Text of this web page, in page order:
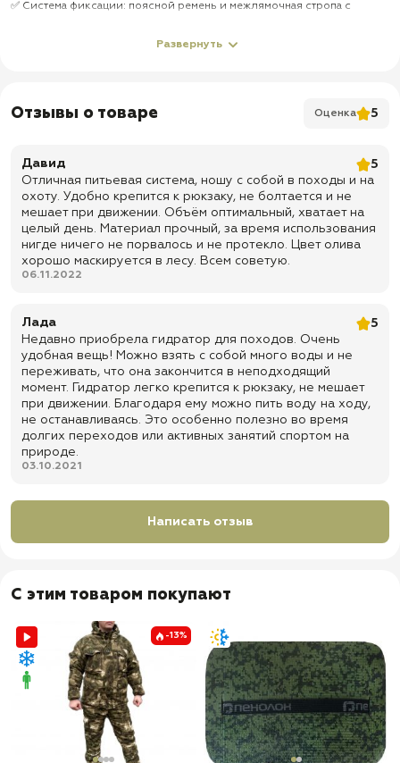
✅ Система фиксации: поясной ремень и межлямочная стропа с
✅ Комплектация гидропака: мундштук, длинная питьевая трубка с
✅ Питьевая трубка: съёмная конструкция упрощает промывание и
уход за питьевой системой
✅ Горловина: широкая — облегчает наполнение гидропака водой и
его очистку
✅ Материал гидропака: химически нейтральный питьевой материал
✅ Чехол-рюкзак: адаптирован для удобного размещения и
переноски гидропака
500D
✅ Доставка по всей России
✅ Быстрая отправка
Развернуть
Отзывы о товаре Оценка 5
Давид
5
Отличная питьевая система, ношу с собой в походы и на
охоту. Удобно крепится к рюкзаку, не болтается и не
мешает при движении. Объём оптимальный, хватает на
целый день. Материал прочный, за время использования
нигде ничего не порвалось и не протекло. Цвет олива
хорошо маскируется в лесу. Всем советую.
06.11.2022
Лада
5
Недавно приобрела гидратор для походов. Очень
удобная вещь! Можно взять с собой много воды и не
переживать, что она закончится в неподходящий
момент. Гидратор легко крепится к рюкзаку, не мешает
при движении. Благодаря ему можно пить воду на ходу,
не останавливаясь. Это особенно полезно во время
долгих переходов или активных занятий спортом на
природе.
03.10.2021
Написать отзыв
С этим товаром покупают
-13%